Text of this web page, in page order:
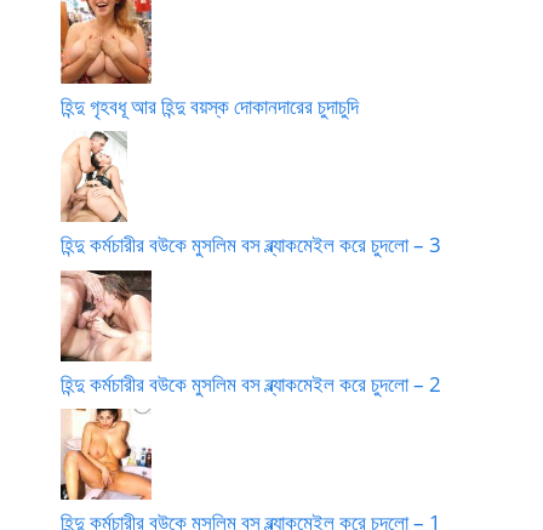
হিন্দু গৃহবধূ আর হিন্দু বয়স্ক দোকানদারের চুদাচুদি
হিন্দু কর্মচারীর বউকে মুসলিম বস ব্ল্যাকমেইল করে চুদলো – 3
হিন্দু কর্মচারীর বউকে মুসলিম বস ব্ল্যাকমেইল করে চুদলো – 2
হিন্দু কর্মচারীর বউকে মুসলিম বস ব্ল্যাকমেইল করে চুদলো – 1